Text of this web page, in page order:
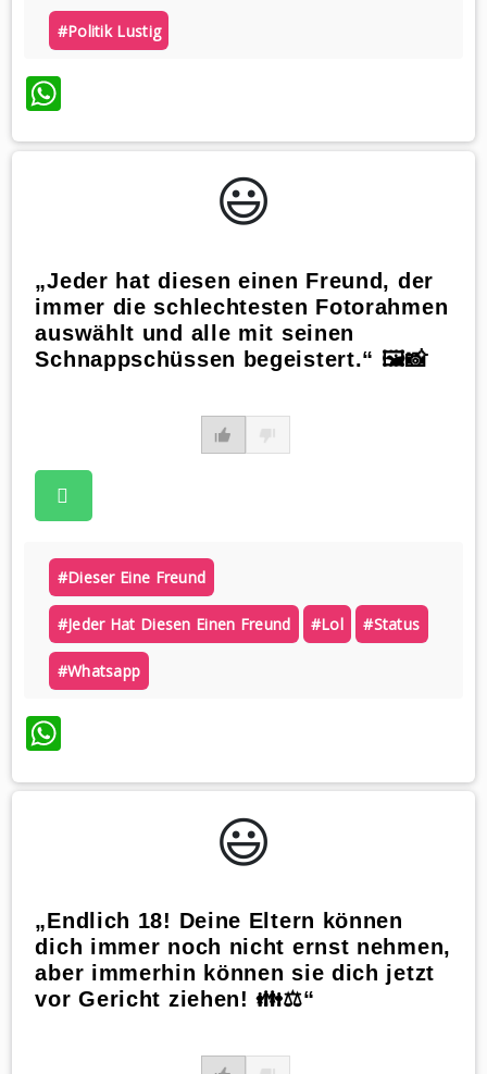
#politik Lustig
WhatsApp
😃️
„Jeder hat diesen einen Freund, der
immer die schlechtesten Fotorahmen
auswählt und alle mit seinen
Schnappschüssen begeistert.“ 🖼️📸
#dieser Eine Freund
#jeder Hat Diesen Einen Freund #lol #status
#whatsapp
WhatsApp
😃️
„Endlich 18! Deine Eltern können
dich immer noch nicht ernst nehmen,
aber immerhin können sie dich jetzt
vor Gericht ziehen! 👪⚖️“